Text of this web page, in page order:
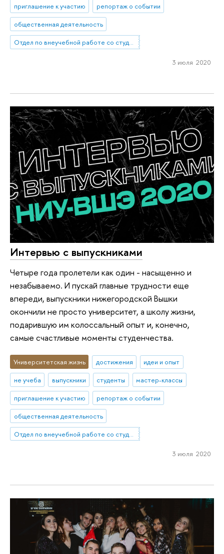
приглашение к участию
репортаж о событии
общественная деятельность
Отдел по внеучебной работе со студентами (Нижний Новгород)
3 июля 2020
Интервью с выпускниками
Четыре года пролетели как один - насыщенно и
незабываемо. И пускай главные трудности еще
впереди, выпускники нижегородской Вышки
окончили не просто университет, а школу жизни,
подарившую им колоссальный опыт и, конечно,
самые счастливые моменты студенчества.
Университетская жизнь достижения
идеи и опыт
не учеба
выпускники студенты
мастер-классы
приглашение к участию
репортаж о событии
общественная деятельность
3 июля 2020